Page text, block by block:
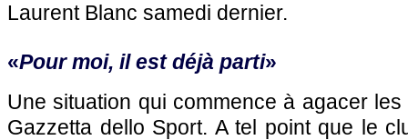
Laurent Blanc samedi dernier.
«Pour moi, il est déjà parti»
Une situation qui commence à agacer
Gazzetta dello Sport. A tel point que le